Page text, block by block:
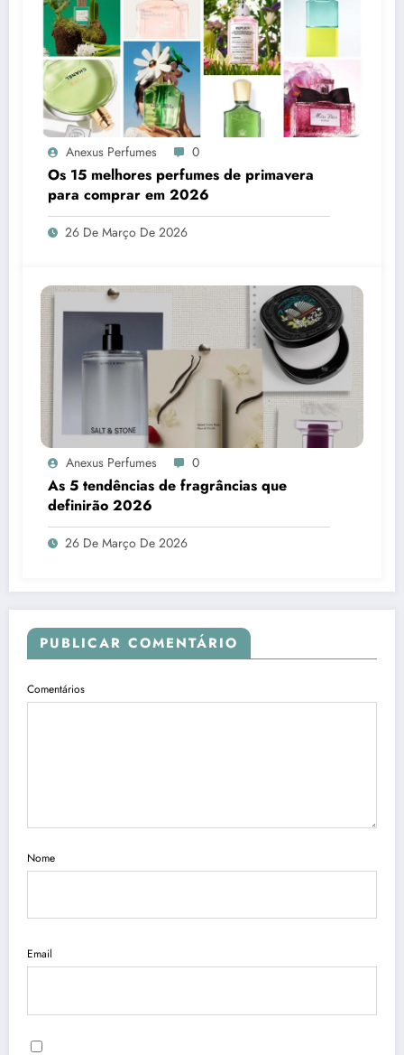
Anexus Perfumes 0
Os 15 melhores perfumes de primavera
para comprar em 2026
26 De Março De 2026
Anexus Perfumes 0
As 5 tendências de fragrâncias que
definirão 2026
26 De Março De 2026
PUBLICAR COMENTÁRIO
Comentários
Nome
Email